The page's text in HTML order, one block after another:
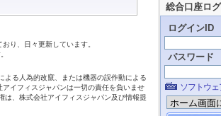
総合口座ロ
ログインID
パスワード
ソフトウ